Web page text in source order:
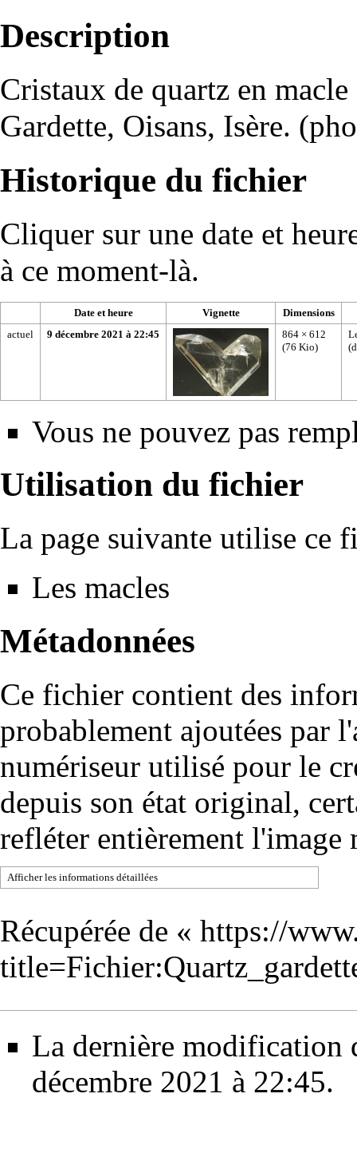
Description
Cristaux de quartz en
Gardette, Oisans, Isère.
Historique du fichier
Cliquer sur une date et
à ce moment-là.
Date et heure Vignette
Dimensions
actuel
9 décembre 2021 à 22:45
864 × 612
(76 Kio)
(
Vous ne pouvez pas
Utilisation du fichier
La page suivante utilise ce
Les macles
Métadonnées
Ce fichier contient des
probablement ajoutées par
numériseur utilisé pour le
depuis son état original,
refléter entièrement l'image
Afficher les informations détaillées
Récupérée de « https://
La dernière modification
décembre 2021 à 22:45.